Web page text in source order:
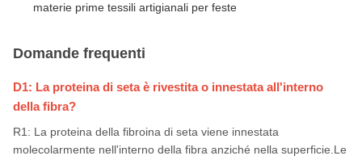
materie prime tessili artigianali per feste
Domande frequenti
D1: La proteina di seta è rivestita o innestata all'interno
della fibra?
R1: La proteina della fibroina di seta viene innestata
molecolarmente nell'interno della fibra anziché nella superficie.Le